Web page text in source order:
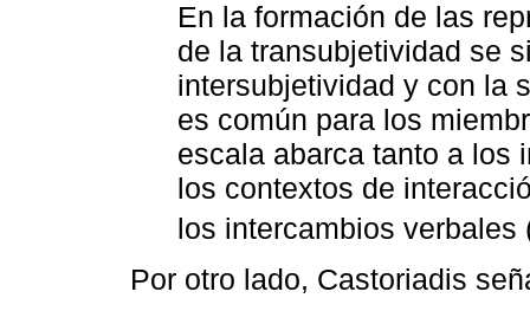
En la formación de las
de la transubjetividad se
intersubjetividad y con la
es común para los
escala abarca tanto a los
los contextos de
los intercambios verbales
Por otro lado, Castoriadis